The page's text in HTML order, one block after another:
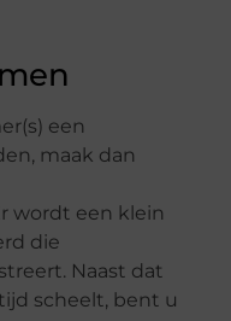
een
maak dan
wordt een klein
die
Naast dat
scheelt, bent u